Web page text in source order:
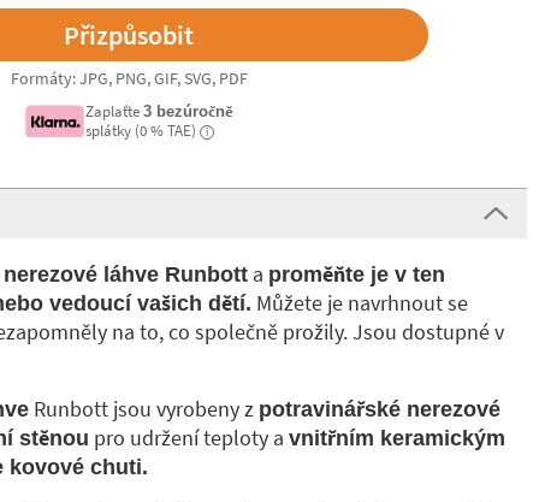
Formáty: JPG, PNG, GIF, SVG, PDF
Zaplaťte3 bezúročně
splátky (0 % TAE) i
láhve Runbott a proměňte je v ten
vedoucí vašich dětí. Můžete je navrhnout se
na to, co společně prožily. Jsou dostupné v
Runbott jsou vyrobeny z potravinářské nerezové
stěnou pro udržení teploty a vnitřním keramickým
kovové chuti.